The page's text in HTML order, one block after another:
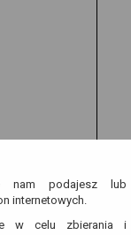
nam podajesz lub
internetowych.
w celu zbierania i